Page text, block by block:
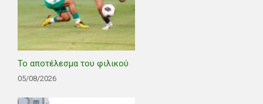
Το αποτέλεσμα του φιλικού
05/08/2026